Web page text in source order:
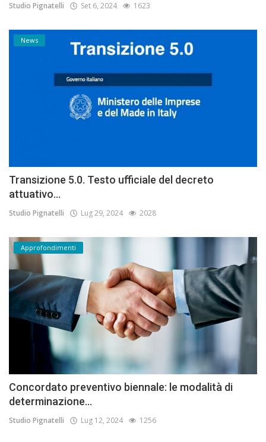
Studio Pignatelli Set 6, 2024 1623
News
Transizione 5.0. Testo ufficiale del decreto
attuativo...
Studio Pignatelli Lug 29, 2024 2028
Approfondimenti
Concordato preventivo biennale: le modalità di
determinazione...
Studio Pignatelli Lug 12, 2024 1256